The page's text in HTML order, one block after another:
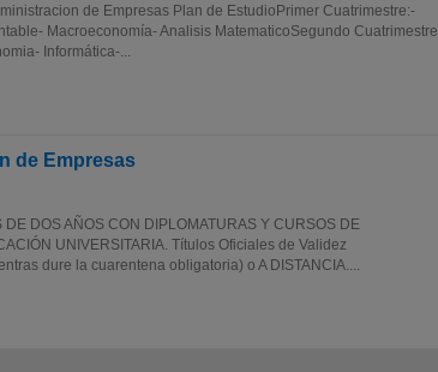
de Empresas Plan de EstudioPrimer Cuatrimestre:-
Macroeconomía- Analisis MatematicoSegundo
Informática-...
de Empresas
DOS AÑOS CON DIPLOMATURAS Y CURSOS DE
UNIVERSITARIA. Títulos Oficiales de Validez
dure la cuarentena obligatoria) o A DISTANCIA....